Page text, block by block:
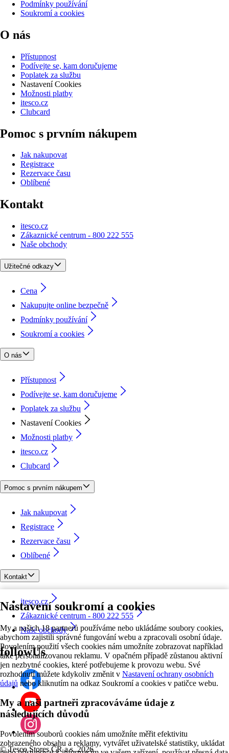
Nastavení soukromí a cookies
My a našich 18 partnerů používáme nebo ukládáme soubory cookies,
abychom zajistili správné fungování webu a zpracovali osobní údaje.
Povolením použití všech cookies nám umožníte zobrazovat například
také personalizovanou reklamu. V opačném případě zůstanou aktivní
jen nezbytné cookies, které potřebujeme k provozu webu. Své
rozhodnutí můžete kdykoliv změnit v Nastavení ochrany osobních
údajů nebo kliknutím na odkaz Soukromí a cookies v patičce webu.
My a naši partneři zpracováváme údaje z
následujících důvodů
Povolením souborů cookies nám umožníte měřit efektivitu
zobrazeného obsahu a reklamy, vytvářet uživatelské statistiky, ukládat
Podmínky používání
Soukromí a cookies
O nás
Přístupnost
Podívejte se, kam doručujeme
Poplatek za službu
Nastavení Cookies
Možnosti platby
itesco.cz
Clubcard
Pomoc s prvním nákupem
Jak nakupovat
Registrace
Rezervace času
Oblíbené
Kontakt
itesco.cz
Zákaznické centrum - 800 222 555
Naše obchody
Užitečné odkazy
Cena
Nakupujte online bezpečně
Podmínky používání
Soukromí a cookies
O nás
Přístupnost
Podívejte se, kam doručujeme
Poplatek za službu
Nastavení Cookies
Možnosti platby
itesco.cz
Clubcard
Pomoc s prvním nákupem
Jak nakupovat
Registrace
Rezervace času
Oblíbené
Kontakt
itesco.cz
Zákaznické centrum - 800 222 555
Naše obchody
followUs
©Tesco Stores ČR a.s. 2026